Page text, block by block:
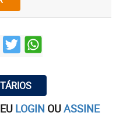
LOGIN OUASSINE